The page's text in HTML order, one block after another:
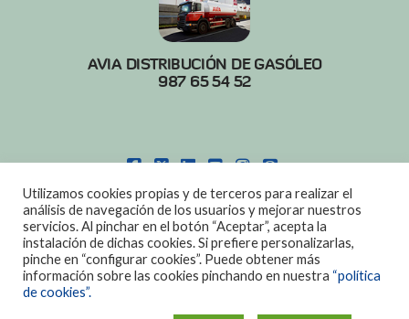
AVIA DISTRIBUCIÓN DE GASÓLEO
987 65 54 52
POLITICA DE COOKIES|AVISO LEGAL
DISEÑO: DIAN SISTEMAS
Utilizamos cookies propias y de terceros para realizar el
análisis de navegación de los usuarios y mejorar nuestros
servicios. Al pinchar en el botón “Aceptar”, acepta la
instalación de dichas cookies. Si prefiere personalizarlas,
pinche en “configurar cookies”. Puede obtener más
información sobre las cookies pinchando en nuestra “política
de cookies”.